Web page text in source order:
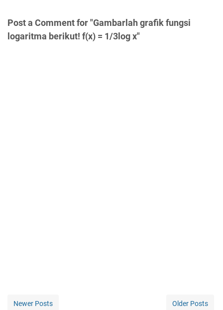
Post a Comment for "Gambarlah grafik fungsi
logaritma berikut! f(x) = 1/3log x"
Newer Posts Older Posts